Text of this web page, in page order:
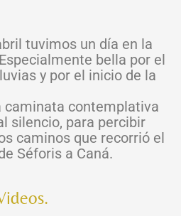
tuvimos un día en la
bella por el
y por el inicio de la
caminata contemplativa
silencio, para percibir
caminos que recorrió el
Séforis a Caná.